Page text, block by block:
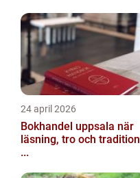
24 april 2026
Bokhandel uppsala när
läsning, tro och tradition
...